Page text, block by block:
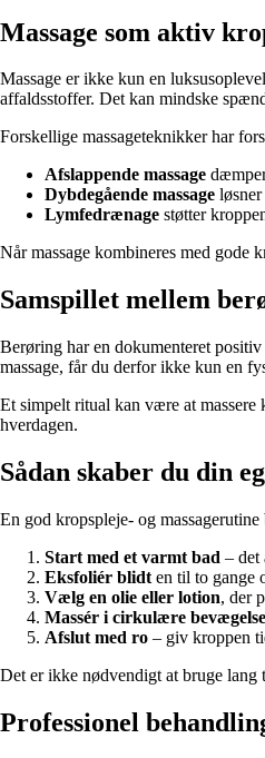
Massage som aktiv
Massage er ikke kun en
affaldsstoffer. Det kan mindske
Forskellige massageteknikker har
Afslappende massage
Dybdegående massage
Lymfedrænage støtter
Når massage kombineres med gode
Samspillet mellem
Berøring har en dokumenteret
massage, får du derfor ikke kun en
Et simpelt ritual kan være at
hverdagen.
Sådan skaber du din
En god kropspleje- og
Start med et varmt bad – det
Eksfoliér blidt en til to gange
Vælg en olie eller lotion, der
Massér i cirkulære
Afslut med ro – giv kroppen
Det er ikke nødvendigt at bruge
Professionel